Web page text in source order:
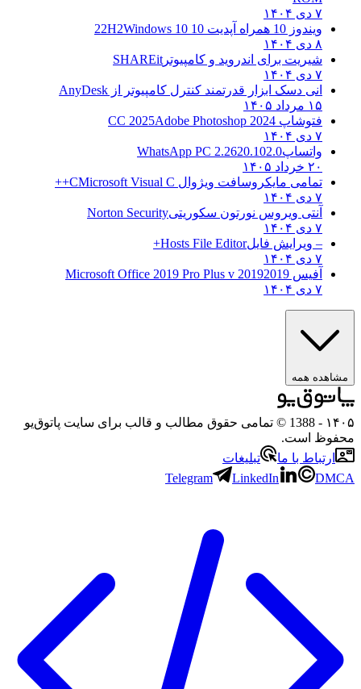
۷ دی ۱۴۰۴
ویندوز 10 همراه آپدیت 10 22H2
Windows 10
۸ دی ۱۴۰۴
شیریت برای اندروید و کامپیوتر SHAREit
۷ دی ۱۴۰۴
انی دسک ابزار قدرتمند کنترل کامپیوتر از AnyDesk
۱۵ مرداد ۱۴۰۵
فتوشاپ CC 2025 Adobe Photoshop 2024
۷ دی ۱۴۰۴
واتساپWhatsApp PC 2.2620.102.0
۲۰ خرداد ۱۴۰۵
تمامی مایکروسافت ویژوال C Microsoft Visual C++
۷ دی ۱۴۰۴
آنتی ویروس نورتون سکوریتیNorton Security
۷ دی ۱۴۰۴
– ویرایش فایلHosts File Editor+
۷ دی ۱۴۰۴
آفیس 2019 2019 Microsoft Office 2019 Pro Plus v
۷ دی ۱۴۰۴
مشاهده همه
۱۴۰۵
- 1388 © تمامی حقوق مطالب و قالب برای سایت پاتوق‌یو
محفوظ است.
ارتباط با ما
تبلیغات
Telegram
LinkedIn DMCA